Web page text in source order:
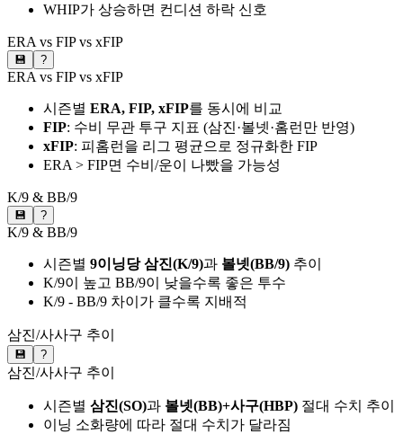
WHIP가 상승하면 컨디션 하락 신호
ERA vs FIP vs xFIP
💾 ?
ERA vs FIP vs xFIP
시즌별 ERA, FIP, xFIP를 동시에 비교
FIP: 수비 무관 투구 지표 (삼진·볼넷·홈런만 반영)
xFIP: 피홈런을 리그 평균으로 정규화한 FIP
ERA > FIP면 수비/운이 나빴을 가능성
K/9 & BB/9
💾 ?
K/9 & BB/9
시즌별 9이닝당 삼진(K/9)과 볼넷(BB/9) 추이
K/9이 높고 BB/9이 낮을수록 좋은 투수
K/9 - BB/9 차이가 클수록 지배적
삼진/사사구 추이
💾 ?
삼진/사사구 추이
시즌별 삼진(SO)과 볼넷(BB)+사구(HBP) 절대 수치 추이
이닝 소화량에 따라 절대 수치가 달라짐